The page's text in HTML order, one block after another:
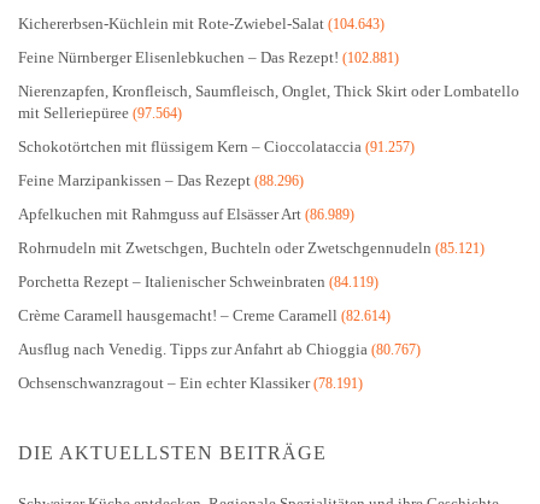
Kichererbsen-Küchlein mit Rote-Zwiebel-Salat (104.643)
Feine Nürnberger Elisenlebkuchen – Das Rezept! (102.881)
Nierenzapfen, Kronfleisch, Saumfleisch, Onglet, Thick Skirt oder Lombatello
mit Selleriepüree (97.564)
Schokotörtchen mit flüssigem Kern – Cioccolataccia (91.257)
Feine Marzipankissen – Das Rezept (88.296)
Apfelkuchen mit Rahmguss auf Elsässer Art (86.989)
Rohrnudeln mit Zwetschgen, Buchteln oder Zwetschgennudeln (85.121)
Porchetta Rezept – Italienischer Schweinbraten (84.119)
Crème Caramell hausgemacht! – Creme Caramell (82.614)
Ausflug nach Venedig. Tipps zur Anfahrt ab Chioggia (80.767)
Ochsenschwanzragout – Ein echter Klassiker(78.191)
DIE AKTUELLSTEN BEITRÄGE